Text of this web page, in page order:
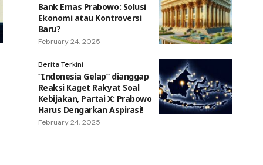
Bank Emas Prabowo: Solusi
Ekonomi atau Kontroversi
Baru?
February 24, 2025
Berita Terkini
“Indonesia Gelap” dianggap
Reaksi Kaget Rakyat Soal
Kebijakan, Partai X: Prabowo
Harus Dengarkan Aspirasi!
February 24, 2025